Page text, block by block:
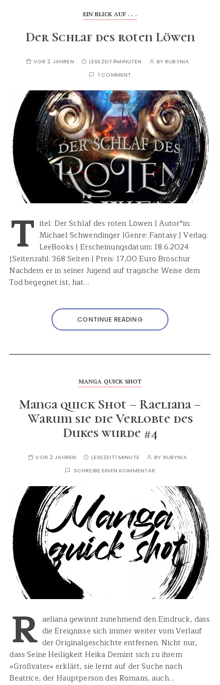
EIN BLICK AUF . . .
Der Schlaf des roten Löwen
VOR 2 JAHREN LESEZEIT4MINUTEN BYRUBYNIA
1 COMMENT
T itel: Der Schlaf des roten Löwen | Autor*in:
Michael Schwendinger |Genre: Fantasy | Verlag: ‎
LeeBooks | Erscheinungsdatum: 18.6.2024
|Seitenzahl: 368 Seiten | Preis: 17,00 Euro Broschur
Nachdem er in seiner Jugend auf tragische Weise dem
Tod begegnet ist, hat…
CONTINUE READING
MANGA QUICK SHOT
Manga quick Shot – Raeliana –
Warum sie die Verlobte des
Dukes wurde #4
VOR 2 JAHREN LESEZEIT1 MINUTE BY RUBYNIA
SCHREIBE EINEN KOMMENTAR
R aeliana gewinnt zunehmend den Eindruck, dass
die Ereignisse sich immer weiter vom Verlauf
der Originalgeschichte entfernen. Nicht nur,
dass Seine Heiligkeit Heika Demint sich zu ihrem
»Großvater« erklärt, sie lernt auf der Suche nach
Beatrice, der Hauptperson des Romans, auch…